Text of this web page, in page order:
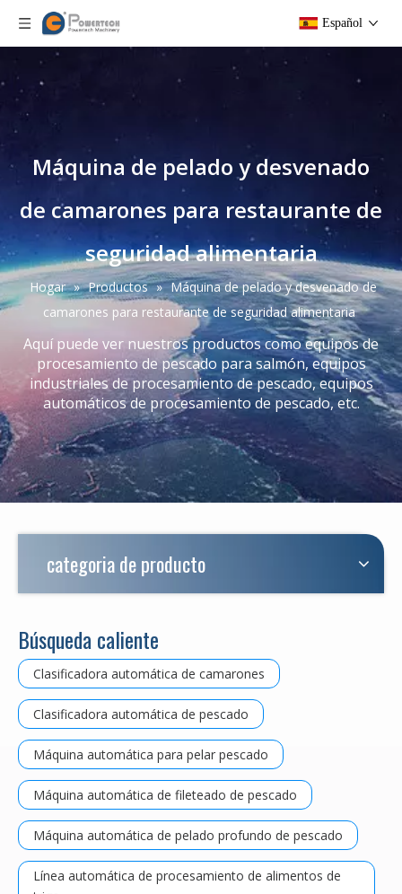
Español
Máquina de pelado y desvenado
de camarones para restaurante de
seguridad alimentaria
Hogar » Productos » Máquina de pelado y desvenado de
camarones para restaurante de seguridad alimentaria
Aquí puede ver nuestros productos como equipos de
procesamiento de pescado para salmón, equipos
industriales de procesamiento de pescado, equipos
automáticos de procesamiento de pescado, etc.
categoria de producto
Búsqueda caliente
Clasificadora automática de camarones
Clasificadora automática de pescado
Máquina automática para pelar pescado
Máquina automática de fileteado de pescado
Máquina automática de pelado profundo de pescado
Línea automática de procesamiento de alimentos de